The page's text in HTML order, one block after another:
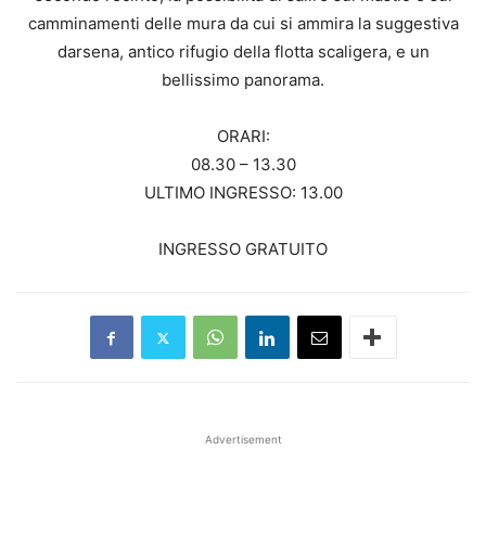
camminamenti delle mura da cui si ammira la suggestiva
darsena, antico rifugio della flotta scaligera, e un
bellissimo panorama.
ORARI:
08.30 – 13.30
ULTIMO INGRESSO: 13.00
INGRESSO GRATUITO
Advertisement